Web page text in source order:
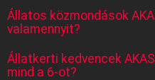
Állatos közmondások
valamennyit?
Állatkerti kedvencek
mind a 6-ot?